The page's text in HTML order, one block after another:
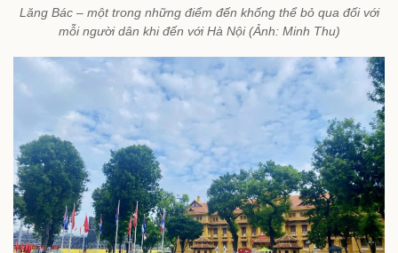
Lăng Bác – một trong những điểm đến khống thể bỏ qua đối với
mỗi người dân khi đến với Hà Nội (Ảnh: Minh Thu)